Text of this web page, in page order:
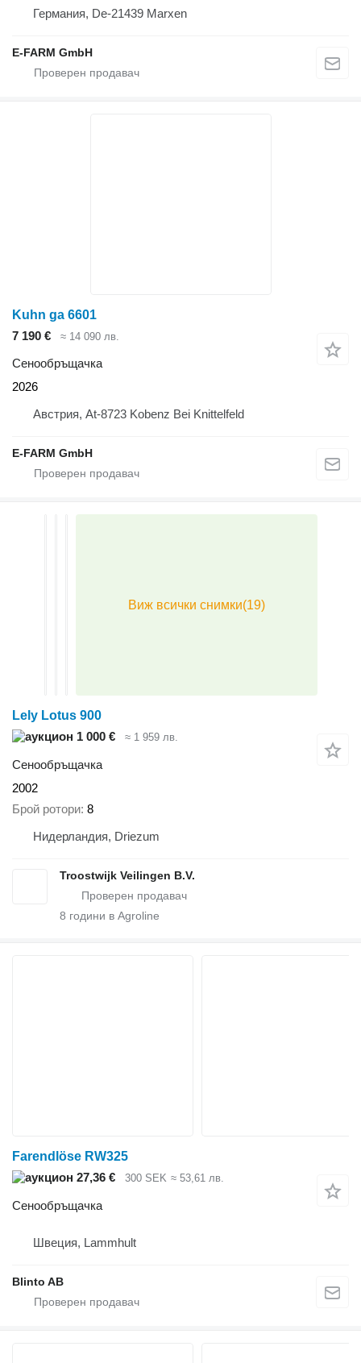
Германия, De-21439 Marxen
E-FARM GmbH
Kuhn ga 6601
7 190 €
≈ 14 090 лв.
Сенообръщачка
2026
Австрия, At-8723 Kobenz Bei Knittelfeld
E-FARM GmbH
Lely Lotus 900
1 000 €
≈ 1 959 лв.
Сенообръщачка
2002
Брой ротори 8
Нидерландия, Driezum
Troostwijk Veilingen B.V.
8 години в Agroline
Farendlöse RW325
27,36 €
300 SEK ≈ 53,61 лв.
Сенообръщачка
Швеция, Lammhult
Blinto AB